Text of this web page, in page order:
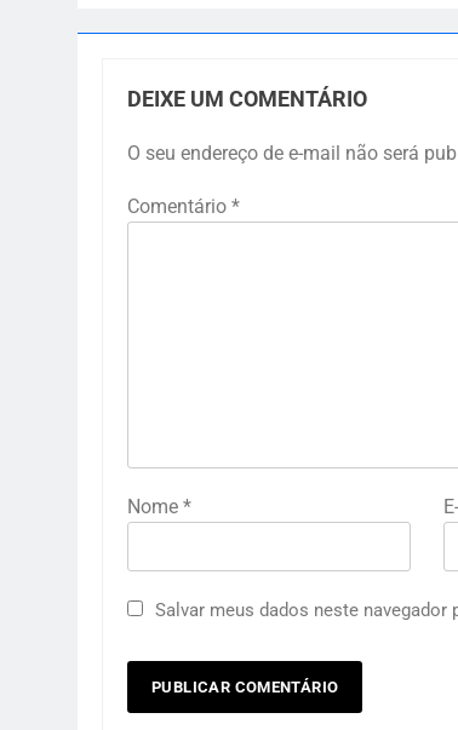
DEIXE UM COMENTÁRIO
O seu endereço de e-mail não será
Comentário *
Nome *
Salvar meus dados neste navegador